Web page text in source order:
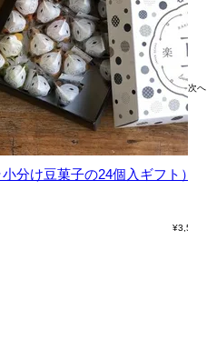
分け豆菓子の24個入ギフト）
¥3,564
次へ